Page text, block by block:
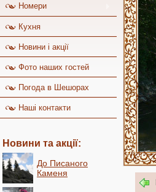
Номери
Кухня
Новини і акції
Фото наших гостей
Погода в Шешорах
Наші контакти
Новини та акції:
До Писаного
Каменя